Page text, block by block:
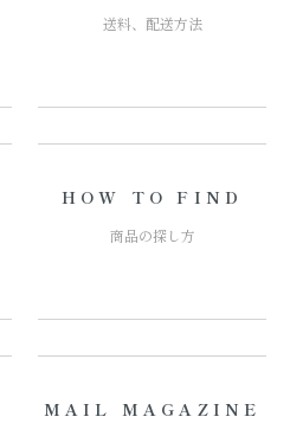
送料、配送方法
HOW TO FIND
商品の探し方
MAIL MAGAZINE